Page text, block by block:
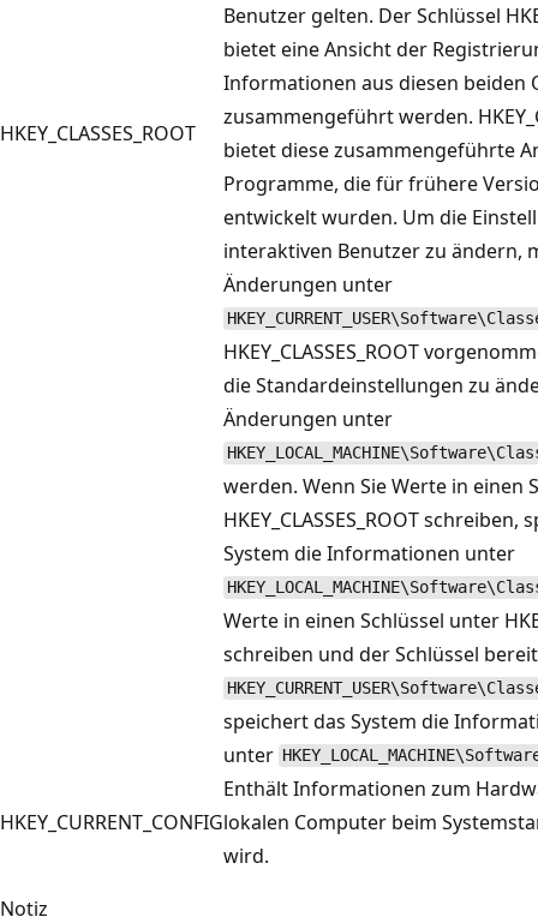
HKEY_CLASSES_ROOT
Benutzer gelten. Der Schlüssel
bietet eine Ansicht der
Informationen aus diesen beiden
zusammengeführt werden.
bietet diese zusammengeführte
Programme, die für frühere
entwickelt wurden. Um die
interaktiven Benutzer zu ändern,
Änderungen unter
HKEY_CLASSES_ROOT
die Standardeinstellungen zu
Änderungen unter
werden. Wenn Sie Werte in einen
HKEY_CLASSES_ROOT schreiben,
System die Informationen unter
Werte in einen Schlüssel unter
schreiben und der Schlüssel
speichert das System die
unter
HKEY_CURRENT_CONFIG
Enthält Informationen zum
lokalen Computer beim
wird.
Notiz